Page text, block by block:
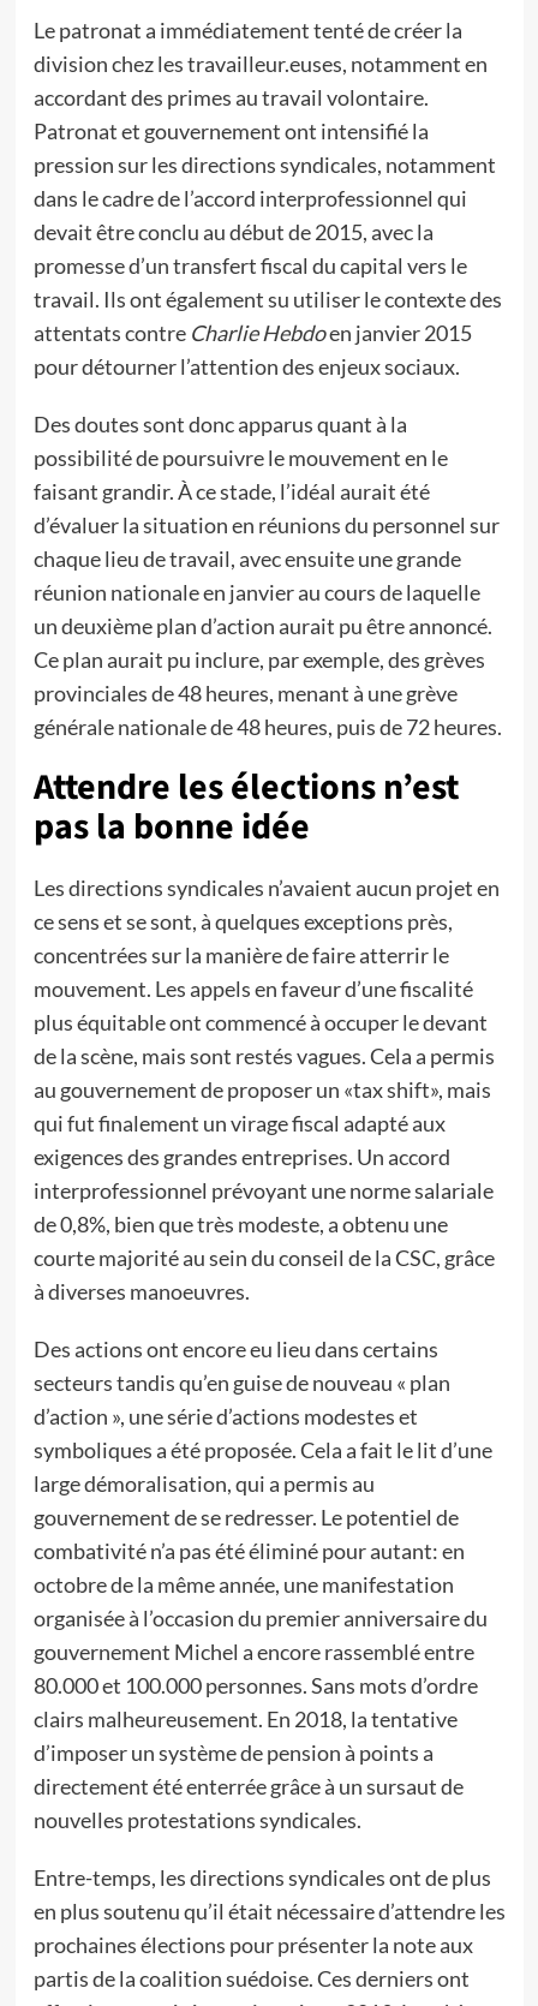
Le patronat a immédiatement tenté de créer la
division chez les travailleur.euses, notamment en
accordant des primes au travail volontaire.
Patronat et gouvernement ont intensifié la
pression sur les directions syndicales, notamment
dans le cadre de l’accord interprofessionnel qui
devait être conclu au début de 2015, avec la
promesse d’un transfert fiscal du capital vers le
travail. Ils ont également su utiliser le contexte des
attentats contre Charlie Hebdoen janvier 2015
pour détourner l’attention des enjeux sociaux.
Des doutes sont donc apparus quant à la
possibilité de poursuivre le mouvement en le
faisant grandir. À ce stade, l’idéal aurait été
d’évaluer la situation en réunions du personnel sur
chaque lieu de travail, avec ensuite une grande
réunion nationale en janvier au cours de laquelle
un deuxième plan d’action aurait pu être annoncé.
Ce plan aurait pu inclure, par exemple, des grèves
provinciales de 48 heures, menant à une grève
générale nationale de 48 heures, puis de 72 heures.
Attendre les élections n’est
pas la bonne idée
Les directions syndicales n’avaient aucun projet en
ce sens et se sont, à quelques exceptions près,
concentrées sur la manière de faire atterrir le
mouvement. Les appels en faveur d’une fiscalité
plus équitable ont commencé à occuper le devant
de la scène, mais sont restés vagues. Cela a permis
au gouvernement de proposer un «tax shift», mais
qui fut finalement un virage fiscal adapté aux
exigences des grandes entreprises. Un accord
interprofessionnel prévoyant une norme salariale
de 0,8%, bien que très modeste, a obtenu une
courte majorité au sein du conseil de la CSC, grâce
à diverses manoeuvres.
Des actions ont encore eu lieu dans certains
secteurs tandis qu’en guise de nouveau « plan
d’action », une série d’actions modestes et
symboliques a été proposée. Cela a fait le lit d’une
large démoralisation, qui a permis au
gouvernement de se redresser. Le potentiel de
combativité n’a pas été éliminé pour autant: en
octobre de la même année, une manifestation
organisée à l’occasion du premier anniversaire du
gouvernement Michel a encore rassemblé entre
80.000 et 100.000 personnes. Sans mots d’ordre
clairs malheureusement. En 2018, la tentative
d’imposer un système de pension à points a
directement été enterrée grâce à un sursaut de
nouvelles protestations syndicales.
Entre-temps, les directions syndicales ont de plus
en plus soutenu qu’il était nécessaire d’attendre les
prochaines élections pour présenter la note aux
partis de la coalition suédoise. Ces derniers ont